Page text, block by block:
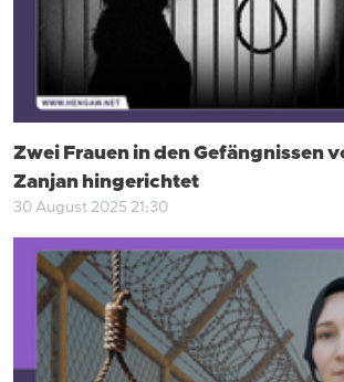
Zwei Frauen in den Gefängnissen
Zanjan hingerichtet
30 August 2025 21:30